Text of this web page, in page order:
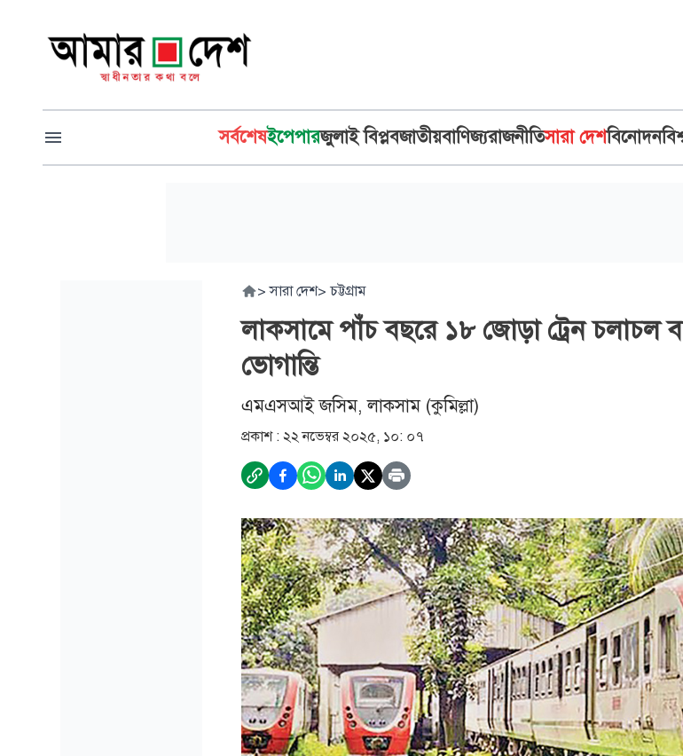
সর্বশেষইপেপারজুলাই বিপ্লবজাতীয়বাণিজ্যরাজনীতিসারা দেশবিনোদন
> সারা দেশ> চট্টগ্রাম
লাকসামে পাঁচ বছরে ১৮ জোড়া ট্রেন চলাচল
ভোগান্তি
এমএসআই জসিম, লাকসাম (কুমিল্লা)
প্রকাশ : ২২ নভেম্বর ২০২৫, ১০: ০৭